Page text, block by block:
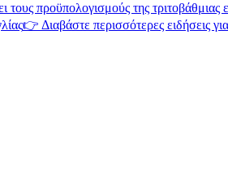
τους προϋπολογισμούς της τριτοβάθμιας
👉 Διαβάστε περισσότερες ειδήσεις